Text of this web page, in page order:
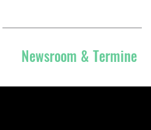
Newsroom & Termine